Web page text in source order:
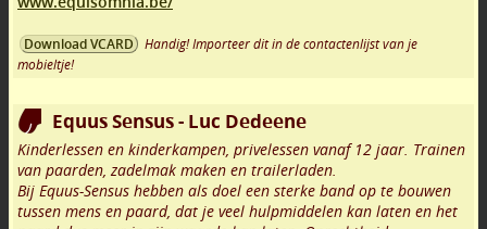
Download VCARD
Handig! Importeer dit in de contactenlijst van je
mobieltje!
Equus Sensus - Luc Dedeene
Kinderlessen en kinderkampen, privelessen vanaf 12 jaar. Trainen
van paarden, zadelmak maken en trailerladen.
Bij Equus-Sensus hebben als doel een sterke band op te bouwen
tussen mens en paard, dat je veel hulpmiddelen kan laten en het